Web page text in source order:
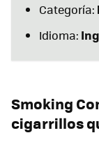
Categoría:
Idioma:
Smoking
cigarrillos